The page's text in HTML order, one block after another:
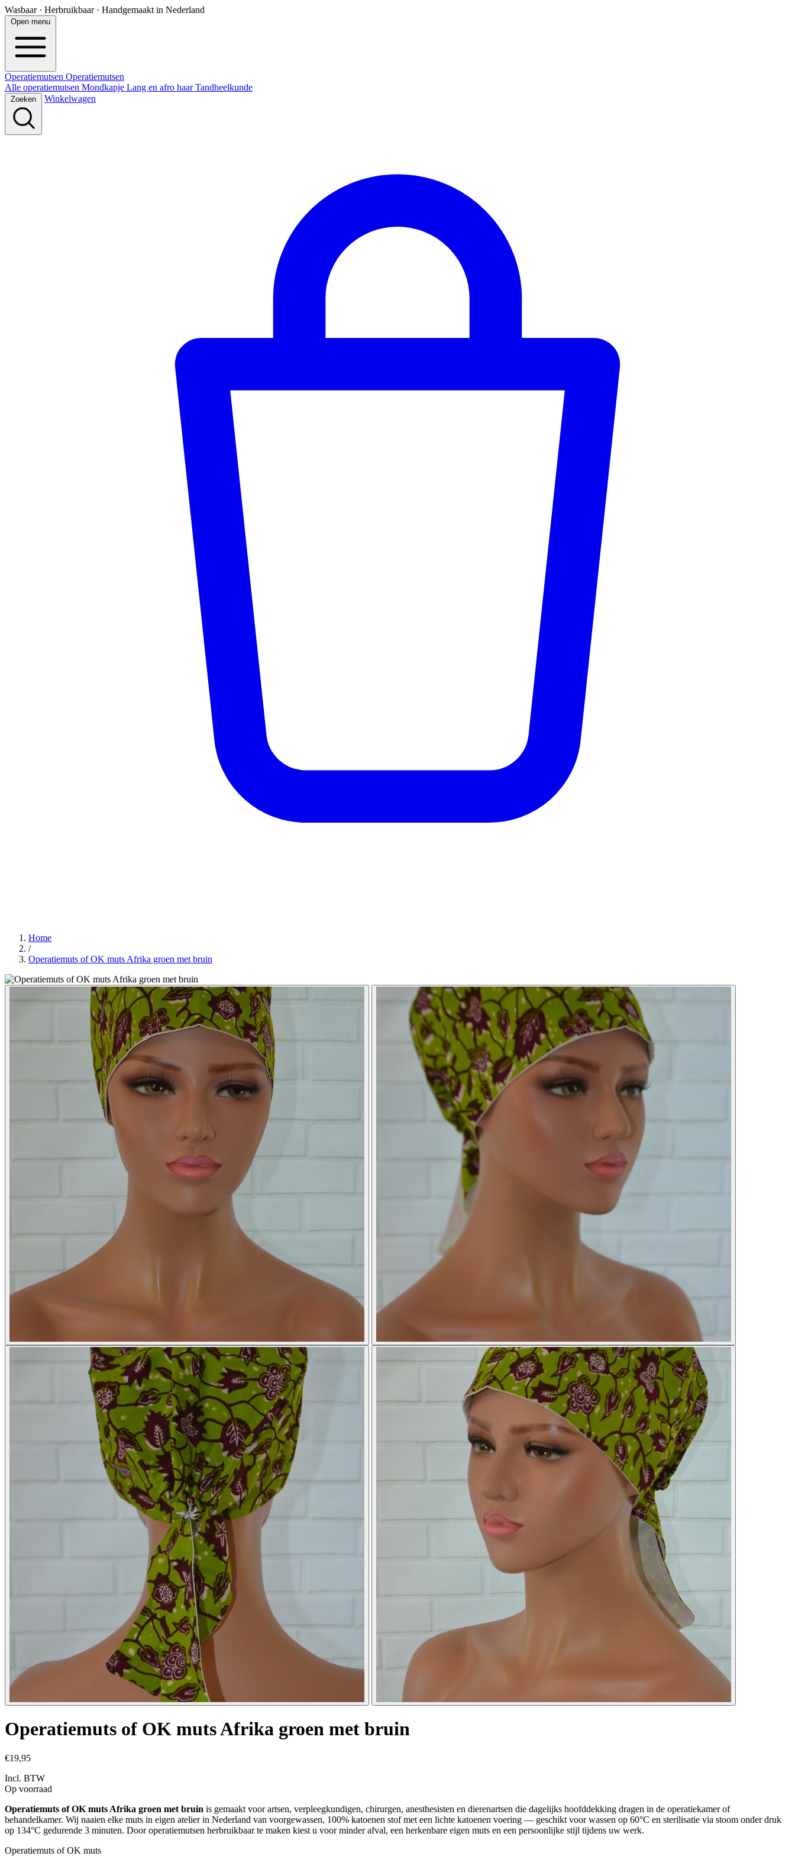
Wasbaar · Herbruikbaar · Handgemaakt in Nederland
Open menu
Operatiemutsen Operatiemutsen
Alle operatiemutsen Mondkapje Lang en afro haarTandheelkunde
Zoeken Winkelwagen
Home
/
Operatiemuts of OK muts Afrika groen met bruin
Operatiemuts of OK muts Afrika groen met bruin
€19,95
Incl. BTW
Op voorraad
Operatiemuts of OK muts Afrika groen met bruin is gemaakt voor artsen, verpleegkundigen, chirurgen, anesthesisten en dierenartsen die dagelijks hoofddekking dragen in de operatiekamer of
behandelkamer. Wij naaien elke muts in eigen atelier in Nederland van voorgewassen, 100% katoenen stof met een lichte katoenen voering — geschikt voor wassen op 60°C en sterilisatie via stoom onder druk
op 134°C gedurende 3 minuten. Door operatiemutsen herbruikbaar te maken kiest u voor minder afval, een herkenbare eigen muts en een persoonlijke stijl tijdens uw werk.
Operatiemuts of OK muts